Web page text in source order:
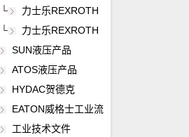
业产品
└
力士乐REXROTH
工业导轨
└
力士乐REXROTH
工业密封维修包
SUN液压产品
ATOS液压产品
HYDAC贺德克
EATON威格士工业流
体
工业技术文件